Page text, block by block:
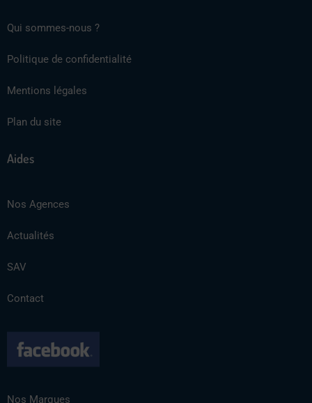
Qui sommes-nous ?
Politique de confidentialité
Mentions légales
Plan du site
Aides
Nos Agences
Actualités
SAV
Contact
Nos Marques